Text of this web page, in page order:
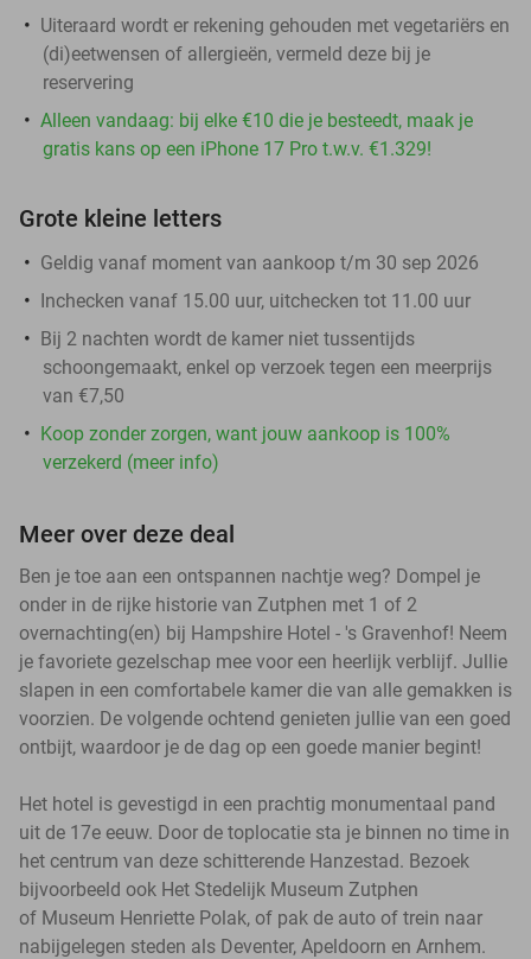
Uiteraard wordt er rekening gehouden met vegetariërs en
(di)eetwensen of allergieën, vermeld deze bij je
reservering
Alleen vandaag: bij elke €10 die je besteedt, maak je
gratis kans op een iPhone 17 Pro t.w.v. €1.329!
Grote kleine letters
Geldig vanaf moment van aankoop t/m 30 sep 2026
Inchecken vanaf 15.00 uur, uitchecken tot 11.00 uur
Bij 2 nachten wordt de kamer niet tussentijds
schoongemaakt, enkel op verzoek tegen een meerprijs
van €7,50
Koop zonder zorgen, want jouw aankoop is 100%
verzekerd (meer info)
Meer over deze deal
Ben je toe aan een ontspannen nachtje weg? Dompel je
onder in de rijke historie van Zutphen met 1 of 2
overnachting(en) bij Hampshire Hotel - 's Gravenhof! Neem
je favoriete gezelschap mee voor een heerlijk verblijf. Jullie
slapen in een comfortabele kamer die van alle gemakken is
voorzien. De volgende ochtend genieten jullie van een goed
ontbijt, waardoor je de dag op een goede manier begint!
Het hotel is gevestigd in een prachtig monumentaal pand
uit de 17e eeuw. Door de toplocatie sta je binnen no time in
het centrum van deze schitterende Hanzestad. Bezoek
bijvoorbeeld ook Het Stedelijk Museum Zutphen
of Museum Henriette Polak, of pak de auto of trein naar
nabijgelegen steden als Deventer, Apeldoorn en Arnhem.